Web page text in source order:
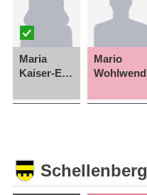
Maria
Kaiser-Eberle
Mario
Wohlwend
Schellenberg